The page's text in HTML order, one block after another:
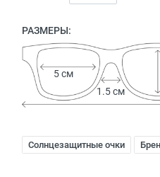
РАЗМЕРЫ:
1.5 см
5 см
Солнцезащитные очки